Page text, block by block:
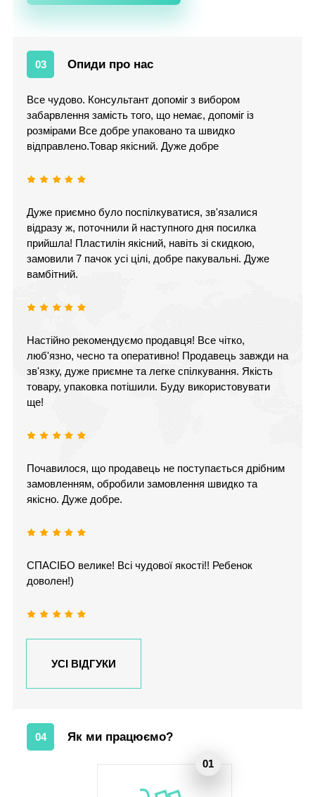
03 Опиди про нас
Все чудово. Консультант допоміг з вибором
забарвлення замість того, що немає, допоміг із
розмірами Все добре упаковано та швидко
відправлено.Товар якісний. Дуже добре
Дуже приємно було поспілкуватися, зв'язалися
відразу ж, поточнили й наступного дня посилка
прийшла! Пластилін якісний, навіть зі скидкою,
замовили 7 пачок усі цілі, добре пакувальні. Дуже
вамбітний.
Настійно рекомендуємо продавця! Все чітко,
люб'язно, чесно та оперативно! Продавець завжди на
зв'язку, дуже приємне та легке спілкування. Якість
товару, упаковка потішили. Буду використовувати
ще!
Почавилося, що продавець не поступається дрібним
замовленням, обробили замовлення швидко та
якісно. Дуже добре.
СПАСІБО велике! Всі чудової якості!! Ребенок
доволен!)
УСІ ВІДГУКИ
04 Як ми працюємо?